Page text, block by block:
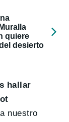
quiere
desierto
hallar
nuestro